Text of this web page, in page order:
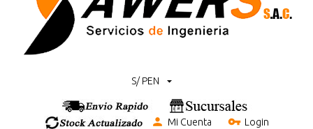
S/ PEN
Mi Cuenta Login